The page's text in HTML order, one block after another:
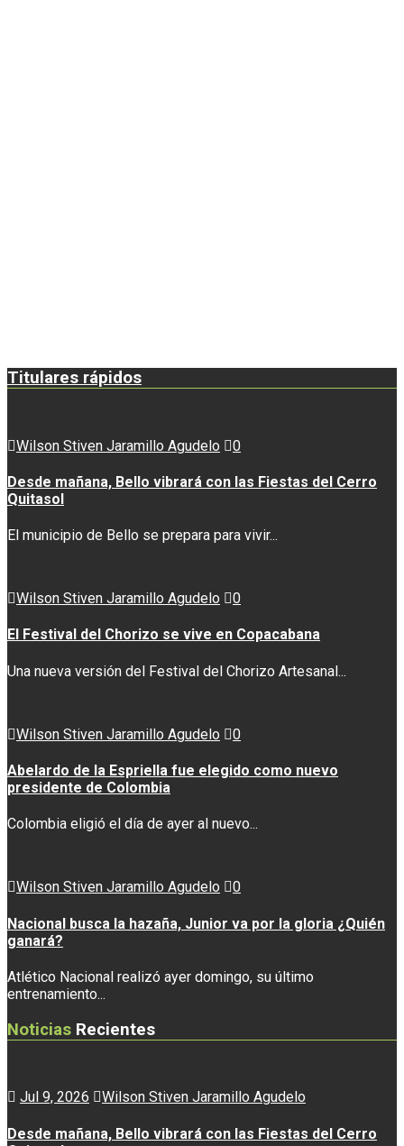
Titulares rápidos
Wilson Stiven Jaramillo Agudelo 0
Desde mañana, Bello vibrará con las Fiestas del Cerro
Quitasol
El municipio de Bello se prepara para vivir...
Wilson Stiven Jaramillo Agudelo 0
El Festival del Chorizo se vive en Copacabana
Una nueva versión del Festival del Chorizo Artesanal...
Wilson Stiven Jaramillo Agudelo 0
Abelardo de la Espriella fue elegido como nuevo
presidente de Colombia
Colombia eligió el día de ayer al nuevo...
Wilson Stiven Jaramillo Agudelo 0
Nacional busca la hazaña, Junior va por la gloria ¿Quién
ganará?
Atlético Nacional realizó ayer domingo, su último
entrenamiento...
Noticias Recientes
Jul 9, 2026 Wilson Stiven Jaramillo Agudelo
Desde mañana, Bello vibrará con las Fiestas del Cerro